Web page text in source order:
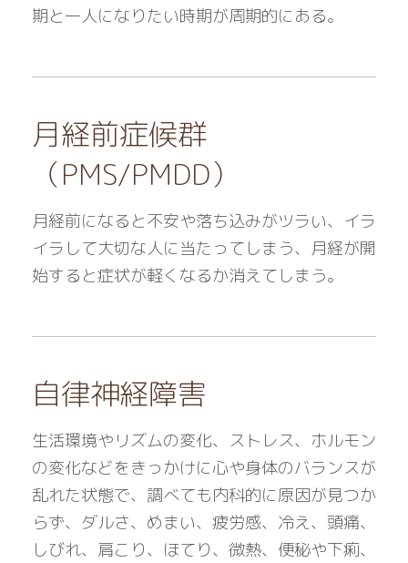
期と一人になりたい時期が周期的にある。
月経前症候群
（PMS/PMDD）
月経前になると不安や落ち込みがツラい、イラ
イラして大切な人に当たってしまう、月経が開
始すると症状が軽くなるか消えてしまう。
自律神経障害
生活環境やリズムの変化、ストレス、ホルモン
の変化などをきっかけに心や身体のバランスが
乱れた状態で、調べても内科的に原因が見つか
らず、ダルさ、めまい、疲労感、冷え、頭痛、
しびれ、肩こり、ほてり、微熱、便秘や下痢、